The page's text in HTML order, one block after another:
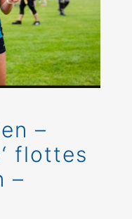
–
flottes
–